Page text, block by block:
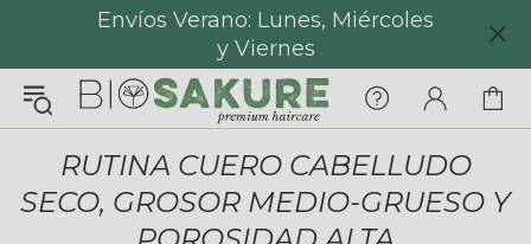
¿En qué puedo ayudarte hoy?
Chat with us
Envíos Verano: Lunes, Miércoles
y Viernes
RUTINA CUERO CABELLUDO
SECO, GROSOR MEDIO-GRUESO Y